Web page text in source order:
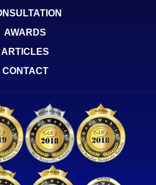
AWARDS
ARTICLES
CONTACT